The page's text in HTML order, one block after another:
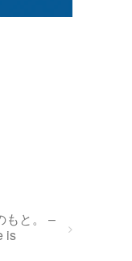
もと。 –
is